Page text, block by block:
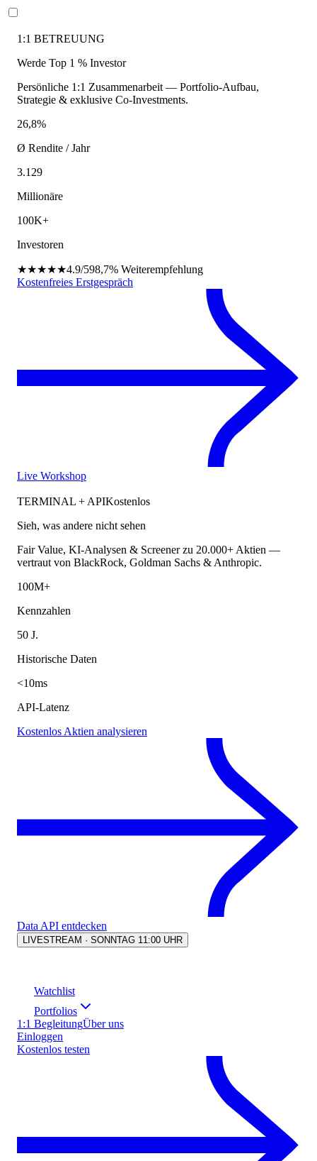
1:1 BETREUUNG
Werde Top 1 % Investor
Persönliche 1:1 Zusammenarbeit — Portfolio-Aufbau,
Strategie & exklusive Co-Investments.
26,8%
Ø Rendite / Jahr
3.129
Millionäre
100K+
Investoren
★★★★★4.9/598,7% Weiterempfehlung
Kostenfreies Erstgespräch
Live Workshop
TERMINAL + APIKostenlos
Sieh, was andere nicht sehen
Fair Value, KI-Analysen & Screener zu 20.000+ Aktien —
vertraut von BlackRock, Goldman Sachs & Anthropic.
100M+
Kennzahlen
50 J.
Historische Daten
<10ms
API-Latenz
Kostenlos Aktien analysieren
Data API entdecken
LIVESTREAM · SONNTAG 11:00 UHR
Watchlist
Portfolios
1:1 BegleitungÜber uns
Einloggen
Kostenlos testen